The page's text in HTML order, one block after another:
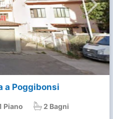
a Poggibonsi
Piano 2 Bagni